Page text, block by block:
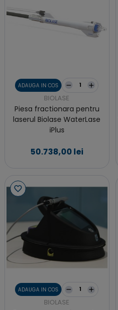
ADAUGA IN COS
BIOLASE
Piesa fractionara pentru
laserul Biolase WaterLase
iPlus
50.738,00 lei
ADAUGA IN COS
BIOLASE